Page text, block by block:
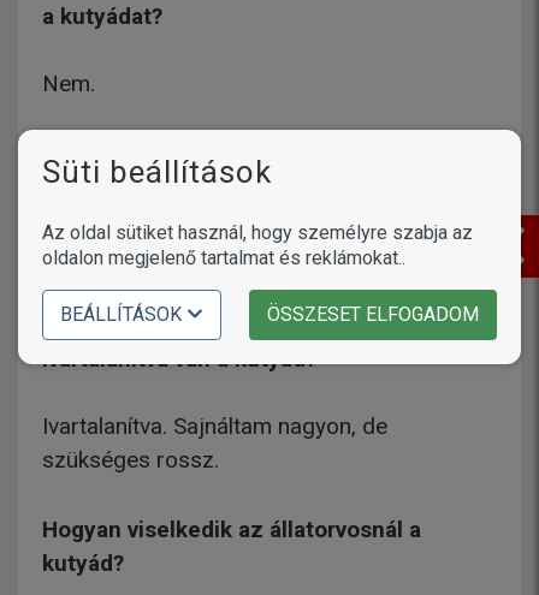
a kutyádat?
Nem.
Milyen speciális, egyedi képességei
vannak a kutyádnak? Tud valamilyen
különleges trükköt?
Sok trükött ismer.
Ivartalanítva van a kutyád?
Ivartalanítva. Sajnáltam nagyon, de
szükséges rossz.
Hogyan viselkedik az állatorvosnál a
kutyád?
Süti beállítások
Az oldal sütiket használ, hogy személyre szabja az
oldalon megjelenő tartalmat és reklámokat..
BEÁLLÍTÁSOK ÖSSZESET ELFOGADOM